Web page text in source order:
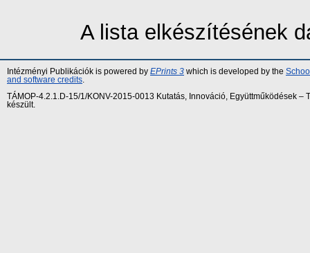
A lista elkészítésének
Intézményi Publikációk is powered by EPrints 3 which is developed by the
and software credits
TÁMOP-4.2.1.D-15/1/KONV-2015-0013 Kutatás, Innováció, Együttműködések
készült.